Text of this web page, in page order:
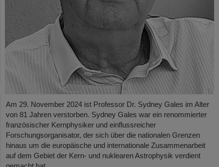
Am 29. November 2024 ist Professor Dr. Sydney Gales im Alter
von 81 Jahren verstorben. Sydney Gales war ein renommierter
französischer Kernphysiker und einflussreicher
Forschungsorganisator, der sich über die nationalen Grenzen
hinaus um die europäische und internationale Zusammenarbeit
auf dem Gebiet der Kern- und nuklearen Astrophysik verdient